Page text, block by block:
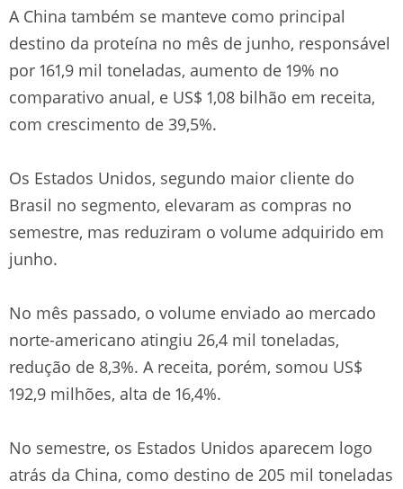
A China também se manteve como principal
destino da proteína no mês de junho, responsável
por 161,9 mil toneladas, aumento de 19% no
comparativo anual, e US$ 1,08 bilhão em receita,
com crescimento de 39,5%.
Os Estados Unidos, segundo maior cliente do
Brasil no segmento, elevaram as compras no
semestre, mas reduziram o volume adquirido em
junho.
No mês passado, o volume enviado ao mercado
norte-americano atingiu 26,4 mil toneladas,
redução de 8,3%. A receita, porém, somou US$
192,9 milhões, alta de 16,4%.
No semestre, os Estados Unidos aparecem logo
atrás da China, como destino de 205 mil toneladas